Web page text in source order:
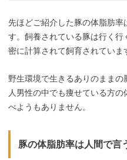
先ほどご紹介した豚の体脂肪
す。飼養されている豚は行く
密に計算されて飼育されていま
野生環境で生きるありのまま
人男性の中でも痩せている方
べようもありません。
豚の体脂肪率は人間で言